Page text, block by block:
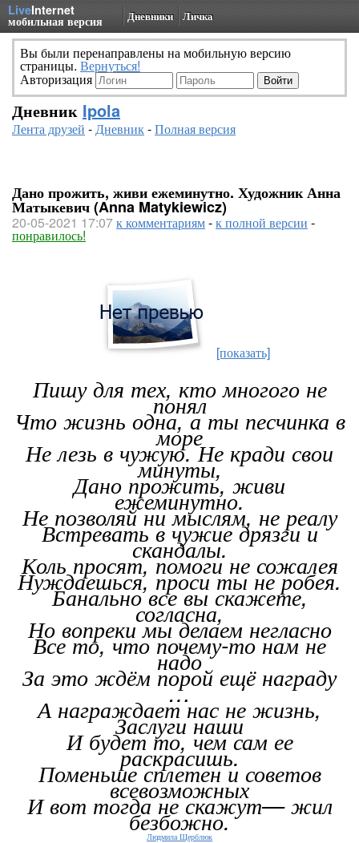
LiveInternet
мобильная версия Дневники Личка
Вы были перенаправлены на мобильную версию
страницы. Вернуться!
Авторизация
Дневник Ipola
Лента друзей -Дневник-Полная версия
Дано прожить, живи ежеминутно. Художник Анна
Матыкевич (Anna Matykiewicz)
20-05-2021 17:07к комментариям-к полной версии -
понравилось!
[показать]
Пишу для тех, кто многого не
понял
Что жизнь одна, а ты песчинка в
море
Не лезь в чужую. Не кради свои
минуты,
Дано прожить, живи
ежеминутно.
Не позволяй ни мыслям, не реалу
Встревать в чужие дрязги и
скандалы.
Коль просят, помоги не сожалея
Нуждаешься, проси ты не робея.
Банально все вы скажете,
согласна,
Но вопреки мы делаем негласно
Все то, что почему-то нам не
надо
За это ждём порой ещё награду
…
А награждает нас не жизнь,
Заслуги наши
И будет то, чем сам ее
раскрасишь.
Поменьше сплетен и советов
всевозможных
И вот тогда не скажут— жил
безбожно.
Людмила Щерблюк